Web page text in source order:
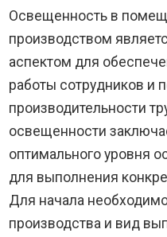
Освещенность в
производством
аспектом для
работы сотрудников и
производительности
освещенности
оптимального уровня
для выполнения
Для начала
производства и вид